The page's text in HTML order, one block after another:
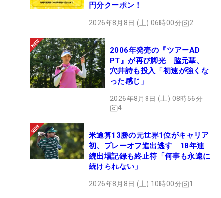
円分クーポン！
2026年8月8日 (土) 06時00分 2
2006年発売の『ツアーAD
PT』が再び脚光 脇元華、
穴井詩も投入「初速が強くな
った感じ」
2026年8月8日 (土) 08時56分
4
米通算13勝の元世界1位がキャリア
初、プレーオフ進出逃す 18年連
続出場記録も終止符「何事も永遠に
続けられない」
2026年8月8日 (土) 10時00分 1